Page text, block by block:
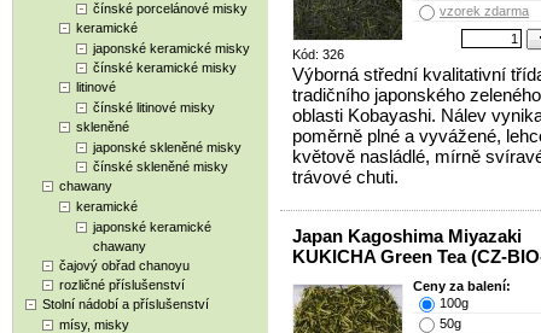
čínské porcelánové misky
keramické
japonské keramické misky
čínské keramické misky
litinové
čínské litinové misky
skleněné
japonské skleněné misky
čínské skleněné misky
chawany
keramické
japonské keramické
chawany
čajový obřad chanoyu
rozličné příslušenství
Stolní nádobí a příslušenství
mísy, misky
Kód: 326
vzorek zdarma
Výborná střední kvalitativní
tradičního japonského
oblasti Kobayashi. Nálev
poměrně plné a vyvážené,
květově nasládlé, mírně
trávové chuti.
Japan Kagoshima Miyazaki
KUKICHA Green Tea (CZ-
Ceny za balení:
100g
50g